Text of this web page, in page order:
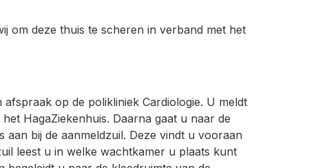
om deze thuis te scheren in verband met het
op de polikliniek Cardiologie. U meldt
HagaZiekenhuis. Daarna gaat u naar de
aan bij de aanmeldzuil. Deze vindt u vooraan
leest u in welke wachtkamer u plaats kunt